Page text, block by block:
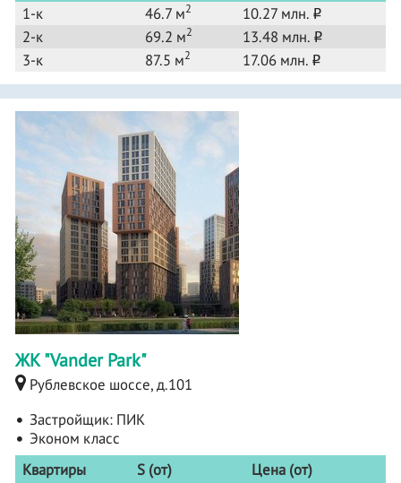
1-к
46.7 м2 10.27 млн. o
2-к 69.2 м2 13.48 млн. o
3-к 87.5 м2 17.06 млн. o
ЖК "Vander Park"
Рублевское шоссе, д.101
Застройщик: ПИК
Эконом класс
Квартиры
S (от)
Цена (от)